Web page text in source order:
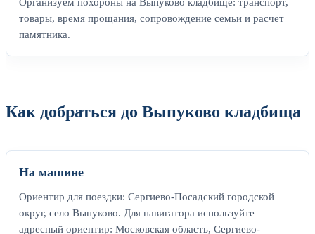
товары, время прощания, сопровождение семьи и расчет
памятника.
Как добраться до Выпуково кладбища
На машине
Ориентир для поездки: Сергиево-Посадский городской
округ, село Выпуково. Для навигатора используйте
адресный ориентир: Московская область, Сергиево-